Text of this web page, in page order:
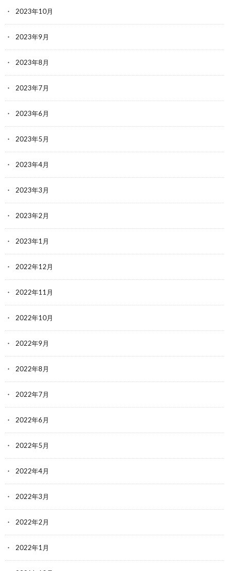
2023年10月
2023年9月
2023年8月
2023年7月
2023年6月
2023年5月
2023年4月
2023年3月
2023年2月
2023年1月
2022年12月
2022年11月
2022年10月
2022年9月
2022年8月
2022年7月
2022年6月
2022年5月
2022年4月
2022年3月
2022年2月
2022年1月